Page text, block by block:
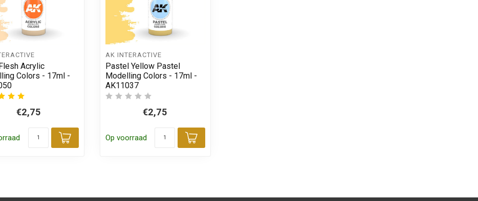
Acrylic
Colors - 17ml -
€2,75
Toevoegen aan winkelwagen
AK INTERACTIVE
Pastel Yellow Pastel
Modelling Colors - 17ml -
AK11037
€2,75
Op voorraad
Toevoegen aan winkelwagen